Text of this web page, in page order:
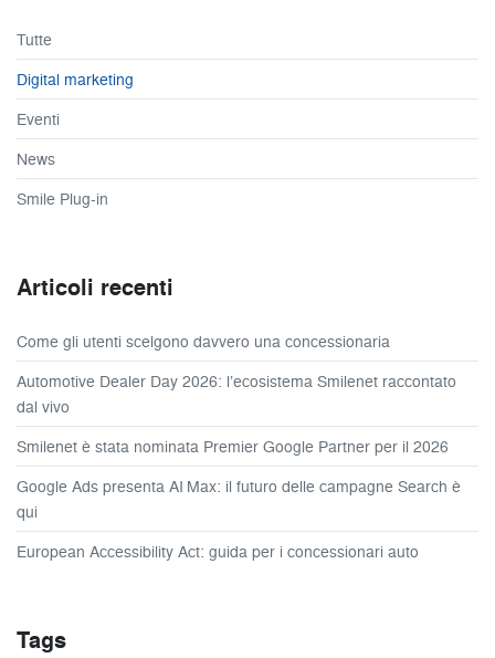
Tutte
Digital marketing
Eventi
News
Smile Plug-in
Articoli recenti
Come gli utenti scelgono davvero una concessionaria
Automotive Dealer Day 2026: l’ecosistema Smilenet raccontato
dal vivo
Smilenet è stata nominata Premier Google Partner per il 2026
Google Ads presenta AI Max: il futuro delle campagne Search è
qui
European Accessibility Act: guida per i concessionari auto
Tags